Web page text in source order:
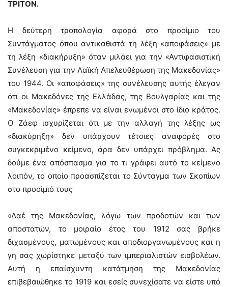
ΤΡΙΤΟΝ.
Η δεύτερη τροπολογία αφορά στο προοίμιο του
Συντάγματος όπου αντικαθιστά τη λέξη «αποφάσεις» με
τη λέξη «διακήρυξη» όταν μιλάει για την «Αντιφασιστική
Συνέλευση για την Λαϊκή Απελευθέρωση της Μακεδονίας»
του 1944. Οι «αποφάσεις» της συνέλευσης αυτής έλεγαν
ότι οι Μακεδόνες της Ελλάδας, της Βουλγαρίας και της
«Μακεδονίας» έπρεπε να είναι ενωμένοι στο ίδιο κράτος.
Ο Ζάεφ ισχυρίζεται ότι με την αλλαγή της λέξης ως
«διακύρηξη» δεν υπάρχουν τέτοιες αναφορές στο
συγκεκριμένο κείμενο, άρα δεν υπάρχει πρόβλημα. Ας
δούμε ένα απόσπασμα για το τι γράφει αυτό το κείμενο
λοιπόν, το οποίο προασπίζεται το Σύνταγμα των Σκοπίων
στο προοίμιό τους
«Λαέ της Μακεδονίας, λόγω των προδοτών και των
αποστατών, το μοιραίο έτος του 1912 σας βρήκε
διχασμένους, ματωμένους και αποδιοργανωμένους και η
γη σας χωρίστηκε μεταξύ των ιμπεριαλιστών εισβολέων.
Αυτή η επαίσχυντη κατάτμηση της Μακεδονίας
επιβεβαιώθηκε το 1919 και εσείς συνεχίσατε να είστε υπό